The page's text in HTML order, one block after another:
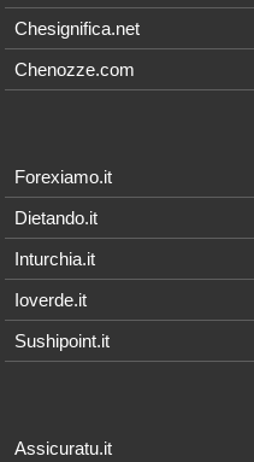
Chesignifica.net
Chenozze.com
Forexiamo.it
Dietando.it
Inturchia.it
Ioverde.it
Sushipoint.it
Assicuratu.it